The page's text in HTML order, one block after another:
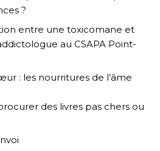
?
entre une toxicomane et
au CSAPA Point-
: les nourritures de l’âme
des livres pas chers ou